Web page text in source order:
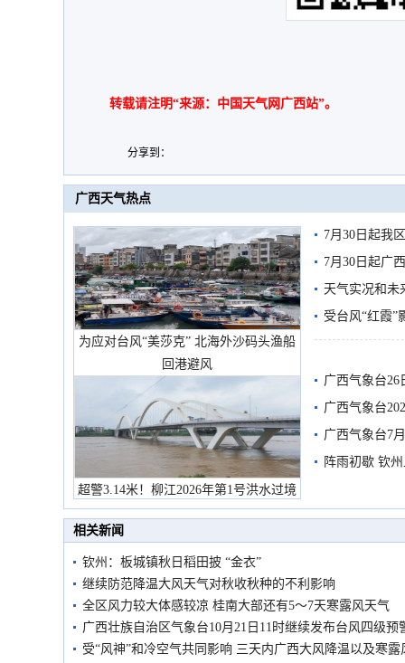
转载请注明“来源：中国天气网广西站”。
分享到：
广西天气热点
为应对台风“美莎克” 北海外沙码头渔船
回港避风
超警3.14米！柳江2026年第1号洪水过境
市民在堤岸见证汛况
7月30日起我
7月30日起广
天气实况和未
受台风“红霞”
有较强降雨
广西气象台26
广西气象台
预警
广西气象台7
阵雨初歇 钦
相关新闻
钦州：板城镇秋日稻田披 “金衣”
继续防范降温大风天气对秋收秋种的不利影响
全区风力较大体感较凉 桂南大部还有5～7天寒露风天气
广西壮族自治区气象台10月21日11时继续发布台风四级预
受“风神”和冷空气共同影响 三天内广西大风降温以及寒露